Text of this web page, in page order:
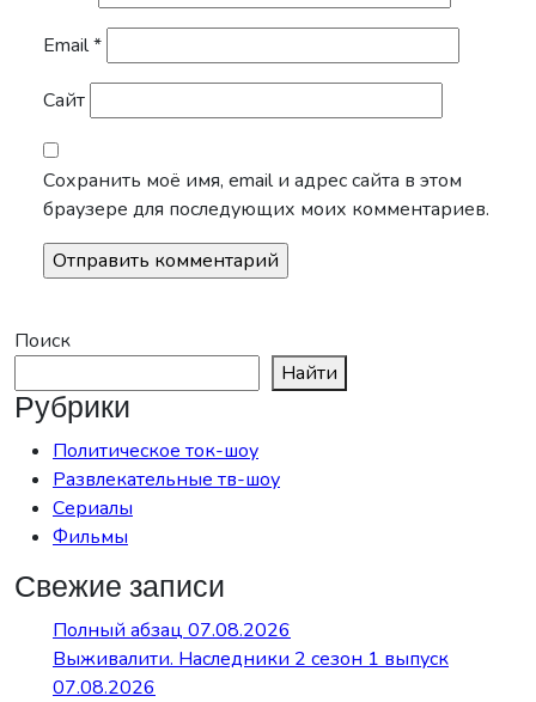
Email*
Сайт
Сохранить моё имя, email и адрес сайта в этом
браузере для последующих моих комментариев.
Поиск
Найти
Рубрики
Политическое ток-шоу
Развлекательные тв-шоу
Сериалы
Фильмы
Свежие записи
Полный абзац 07.08.2026
Выживалити. Наследники 2 сезон 1 выпуск
07.08.2026